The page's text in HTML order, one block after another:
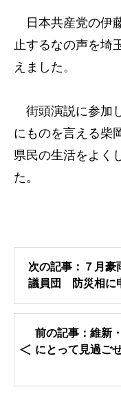
日本共産党の伊
止するなの声を埼
えました。
街頭演説に参加
にものを言える柴
県民の生活をよく
た。
次の記事：７月
議員団 防災相に
前の記事：維新
にとって見過ご